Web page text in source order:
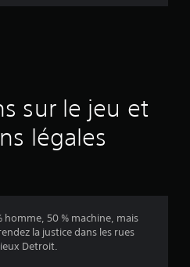
d
a
s
sur le jeu et
légales
homme, 50 % machine, mais
la justice dans les rues
Detroit.